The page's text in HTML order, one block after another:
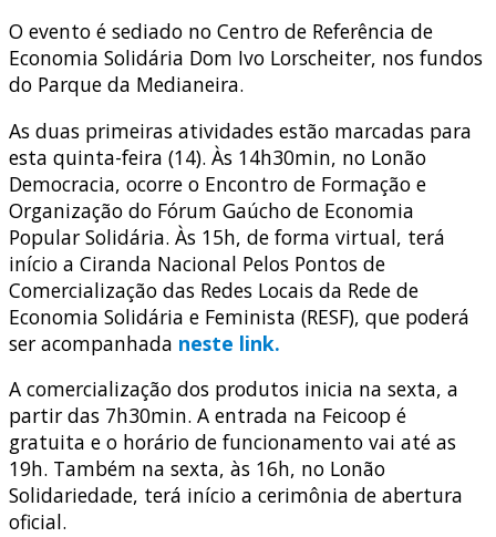
O evento é sediado no Centro de Referência de
Economia Solidária Dom Ivo Lorscheiter, nos fundos
do Parque da Medianeira.
As duas primeiras atividades estão marcadas para
esta quinta-feira (14). Às 14h30min, no Lonão
Democracia, ocorre o Encontro de Formação e
Organização do Fórum Gaúcho de Economia
Popular Solidária. Às 15h, de forma virtual, terá
início a Ciranda Nacional Pelos Pontos de
Comercialização das Redes Locais da Rede de
Economia Solidária e Feminista (RESF), que poderá
ser acompanhada neste link.
A comercialização dos produtos inicia na sexta, a
partir das 7h30min. A entrada na Feicoop é
gratuita e o horário de funcionamento vai até as
19h. Também na sexta, às 16h, no Lonão
Solidariedade, terá início a cerimônia de abertura
oficial.